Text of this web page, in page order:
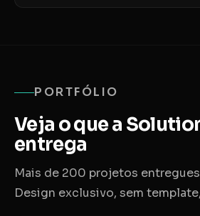
PORTFÓLIO
Veja o que a
entrega
Mais de 200 projetos
Design exclusivo, sem